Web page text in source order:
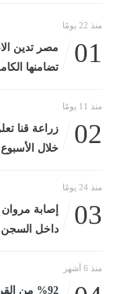
منذ 22 يومًا
01
مصر تدين
تضامنها
منذ 11 يومًا
02
زراعة قنا
خلال الأسبوع
منذ 24 يومًا
03
إصابة
داخل السجن
منذ 6 أشهر
%92